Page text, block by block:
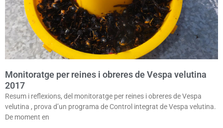
Monitoratge per reines i obreres de Vespa velutina
2017
Resum i reflexions, del monitoratge per reines i obreres de Vespa
velutina , prova d’un programa de Control integrat de Vespa velutina.
De moment en